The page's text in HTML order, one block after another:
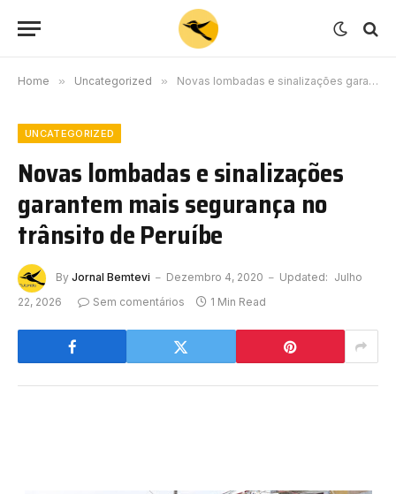
Home » Uncategorized » Novas lombadas e sinalizações garantem mais segurança no trânsito de Peruíbe
UNCATEGORIZED
Novas lombadas e sinalizações
garantem mais segurança no
trânsito de Peruíbe
By Jornal Bemtevi Dezembro 4, 2020 Updated: Julho
22, 2026
Sem comentários 1 Min Read